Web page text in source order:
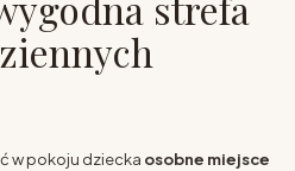
w pokoju dziecka osobne miejsce